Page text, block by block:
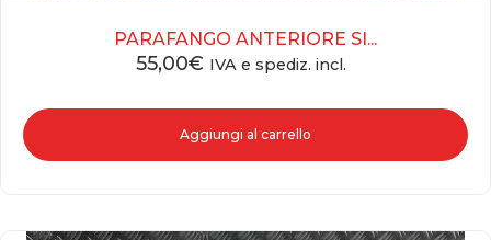
PARAFANGO ANTERIORE SI...
55,00€ IVA e spediz. incl.
Aggiungi al carrello